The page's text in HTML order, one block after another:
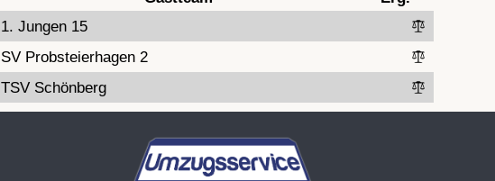
1. Jungen 15
SV Probsteierhagen 2
TSV Schönberg